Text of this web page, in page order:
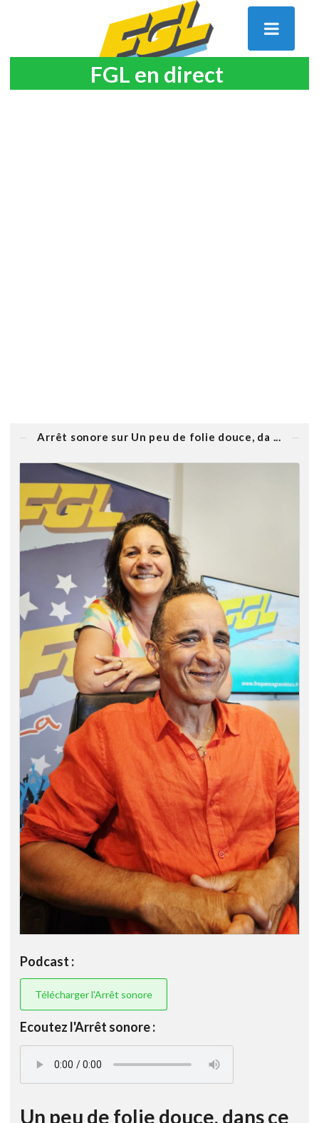
FGL en direct
Arrêt sonore sur Un peu de folie douce, da ...
Podcast :
Télécharger l'Arrêt sonore
Ecoutez l'Arrêt sonore :
Un peu de folie douce, dans ce